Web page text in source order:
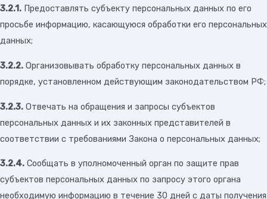
3.2.1. Предоставлять субъекту персональных данных по его
просьбе информацию, касающуюся обработки его персональных
данных;
3.2.2. Организовывать обработку персональных данных в
порядке, установленном действующим законодательством РФ;
3.2.3. Отвечать на обращения и запросы субъектов
персональных данных и их законных представителей в
соответствии с требованиями Закона о персональных данных;
3.2.4. Сообщать в уполномоченный орган по защите прав
субъектов персональных данных по запросу этого органа
необходимую информацию в течение 30 дней с даты получения